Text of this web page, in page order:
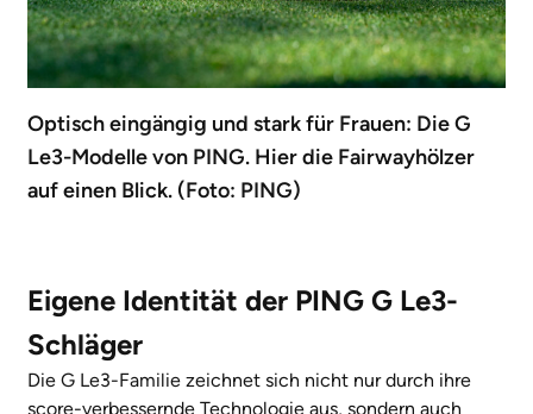
Optisch eingängig und stark für Frauen: Die G
Le3-Modelle von PING. Hier die Fairwayhölzer
auf einen Blick. (Foto: PING)
Eigene Identität der PING G Le3-
Schläger
Die G Le3-Familie zeichnet sich nicht nur durch ihre
score-verbessernde Technologie aus, sondern auch